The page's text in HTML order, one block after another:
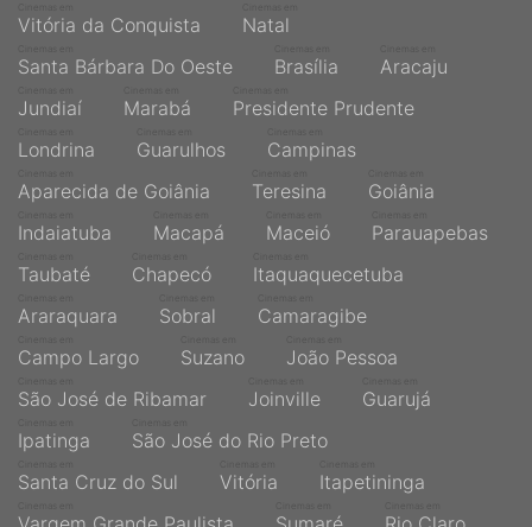
Vitória da Conquista Natal
Santa Bárbara Do Oeste Brasília Aracaju
Jundiaí Marabá Presidente Prudente
Londrina Guarulhos Campinas
Aparecida de Goiânia Teresina Goiânia
Indaiatuba Macapá Maceió Parauapebas
Taubaté Chapecó Itaquaquecetuba
Araraquara Sobral Camaragibe
Campo Largo Suzano João Pessoa
São José de Ribamar Joinville Guarujá
Ipatinga São José do Rio Preto
Santa Cruz do Sul Vitória Itapetininga